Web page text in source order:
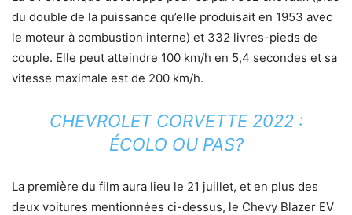
du double de la puissance qu’elle produisait en 1953 avec
le moteur à combustion interne) et 332 livres-pieds de
couple. Elle peut atteindre 100 km/h en 5,4 secondes et sa
vitesse maximale est de 200 km/h.
CHEVROLET CORVETTE 2022 :
ÉCOLO OU PAS?
La première du film aura lieu le 21 juillet, et en plus des
deux voitures mentionnées ci-dessus, le Chevy Blazer EV